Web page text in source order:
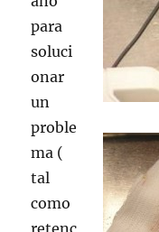
para
soluci
onar
un
proble
ma (
tal
como